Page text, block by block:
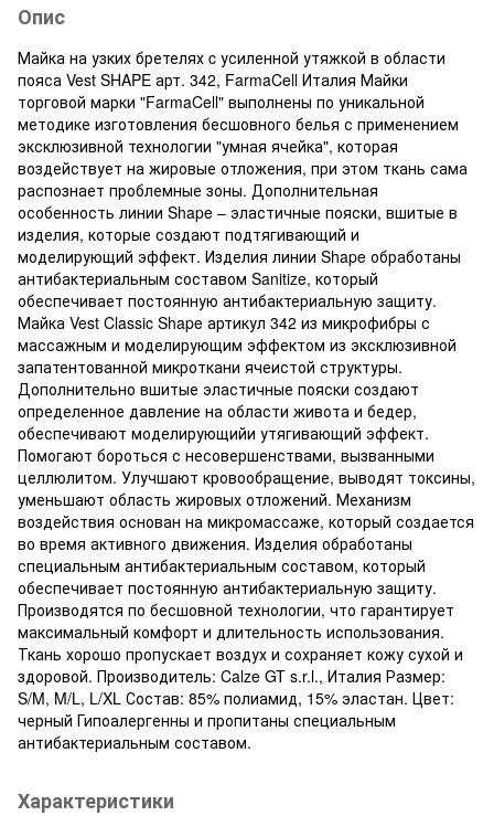
Опис
Майка на узких бретелях c усиленной утяжкой в области
пояса Vest SHAPE арт. 342, FarmaCell Италия Майки
торговой марки "FarmaCell" выполнены по уникальной
методике изготовления бесшовного белья с применением
эксклюзивной технологии "умная ячейка", которая
воздействует на жировые отложения, при этом ткань сама
распознает проблемные зоны. Дополнительная
особенность линии Shape – эластичные пояски, вшитые в
изделия, которые создают подтягивающий и
моделирующий эффект. Изделия линии Shape обработаны
антибактериальным составом Sanitize, который
обеспечивает постоянную антибактериальную защиту.
Майка Vest Classic Shape артикул 342 из микрофибры с
массажным и моделирующим эффектом из эксклюзивной
запатентованной микроткани ячеистой структуры.
Дополнительно вшитые эластичные пояски создают
определенное давление на области живота и бедер,
обеспечивают моделирующийи утягивающий эффект.
Помогают бороться с несовершенствами, вызванными
целлюлитом. Улучшают кровообращение, выводят токсины,
уменьшают область жировых отложений. Механизм
воздействия основан на микромассаже, который создается
во время активного движения. Изделия обработаны
специальным антибактериальным составом, который
обеспечивает постоянную антибактериальную защиту.
Производятся по бесшовной технологии, что гарантирует
максимальный комфорт и длительность использования.
Ткань хорошо пропускает воздух и сохраняет кожу сухой и
здоровой. Производитель: Calze GT s.r.l., Италия Размер:
S/M, M/L, L/XL Состав: 85% полиамид, 15% эластан. Цвет:
черный Гипоалергенны и пропитаны специальным
антибактериальным составом.
Характеристики